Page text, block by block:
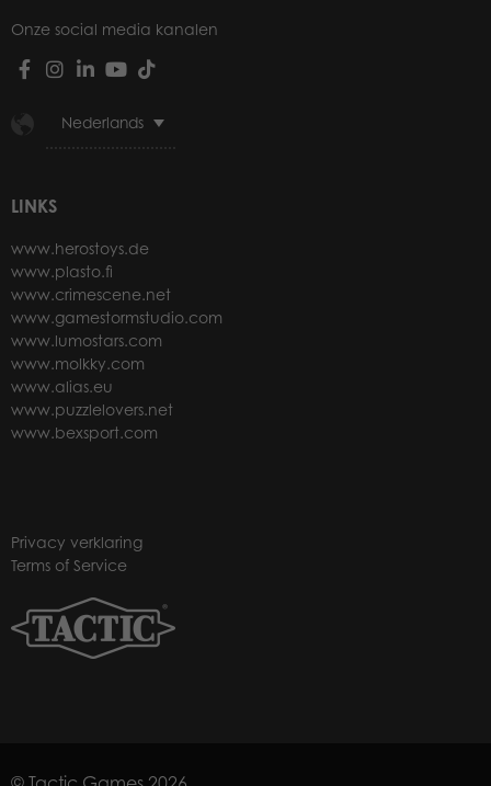
Onze social media kanalen
Nederlands
LINKS
www.herostoys.de
www.plasto.fi
www.crimescene.net
www.gamestormstudio.com
www.lumostars.com
www.molkky.com
www.alias.eu
www.puzzlelovers.net
www.bexsport.com
Privacy verklaring
Terms of Service